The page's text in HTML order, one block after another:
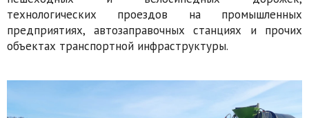
технологических проездов на промышленных
предприятиях, автозаправочных станциях и прочих
объектах транспортной инфраструктуры.